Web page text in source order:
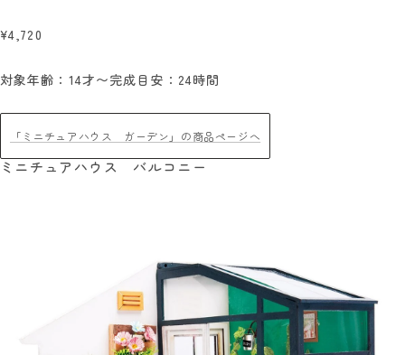
¥4,720
対象年齢：14才〜完成目安：24時間
「ミニチュアハウス ガーデン」の商品ページへ
ミニチュアハウス バルコニー